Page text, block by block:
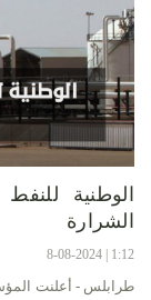
الوطنية
الشرارة
1:12 | 8-08-2024
طرابلس - أعلنت